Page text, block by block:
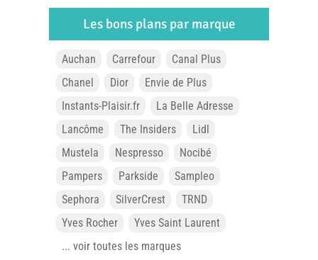
Les bons plans par marque
Auchan Carrefour
Canal Plus
Chanel
Dior
Envie de Plus
Instants-Plaisir.fr
La Belle Adresse
Lancôme
The Insiders
Lidl
Mustela
Nespresso
Nocibé
Pampers
Parkside
Sampleo
Sephora
SilverCrest
TRND
Yves Rocher
Yves Saint Laurent
... voir toutes les marques